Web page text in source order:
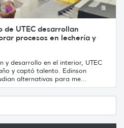
de UTEC desarrollan
procesos en lechería y
y desarrollo en el interior, UTEC
y captó talento. Edinson
alternativas para me...